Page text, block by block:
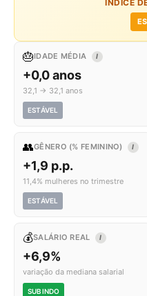
ÍNDICE
🎂IDADE MÉDIA I
+0,0 anos
32,1 → 32,1 anos
ESTÁVEL
👥GÊNERO (% FEMININO) I
+1,9 p.p.
11,4% mulheres no trimestre
ESTÁVEL
💰SALÁRIO REAL I
+6,9%
variação da mediana salarial
SUBINDO